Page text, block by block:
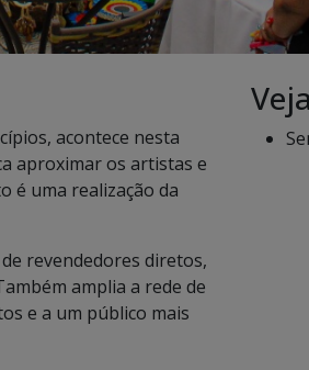
acontece nesta
aproximar os artistas e
é uma realização da
revendedores diretos,
amplia a rede de
e a um público mais